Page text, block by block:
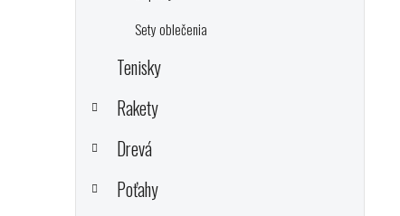
Sety oblečenia
Tenisky
Rakety
Drevá
Poťahy